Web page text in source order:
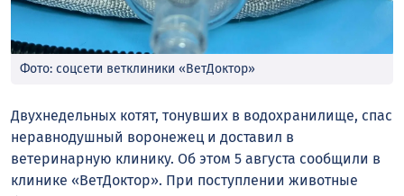
Фото: соцсети ветклиники «ВетДоктор»
Двухнедельных котят, тонувших в водохранилище, спас
неравнодушный воронежец и доставил в
ветеринарную клинику. Об этом 5 августа сообщили в
клинике «ВетДоктор». При поступлении животные